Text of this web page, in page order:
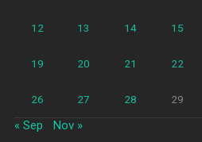
12 13 14 15
19 20 21 22
26 27 28 29
« Sep Nov »